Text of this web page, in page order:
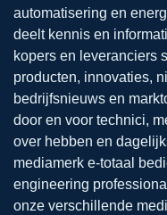
automatisering en
deelt kennis en
kopers en leveranciers
producten, innovaties,
bedrijfsnieuws en
door en voor technici,
over hebben en
mediamerk e-totaal
engineering
onze verschillende